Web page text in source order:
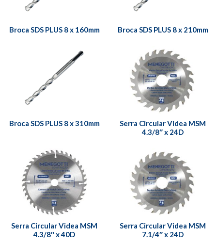
Broca SDS PLUS 8 x 160mm Broca SDS PLUS 8 x 210mm
Broca SDS PLUS 8 x 310mm
Serra Circular Videa MSM
4.3/8″ x 24D
Serra Circular Videa MSM
4.3/8″ x 40D
Serra Circular Videa MSM
7.1/4″ x 24D